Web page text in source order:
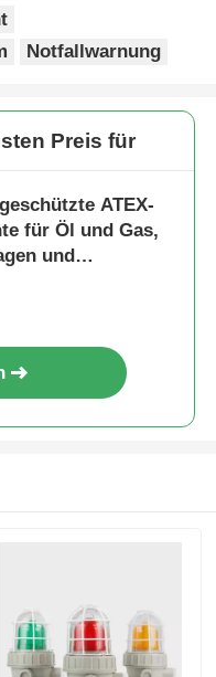
Notfallwarnung
Preis für
ATEX-
für Öl und Gas,
und